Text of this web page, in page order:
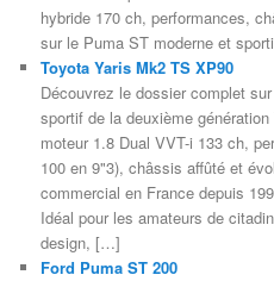
hybride 170 ch, performances,
sur le Puma ST moderne et
Toyota Yaris Mk2 TS XP90
Découvrez le dossier complet
sportif de la deuxième
moteur 1.8 Dual VVT-i 133 ch,
100 en 9"3), châssis affûté et
commercial en France depuis
Idéal pour les amateurs de
design, […]
Ford Puma ST 200